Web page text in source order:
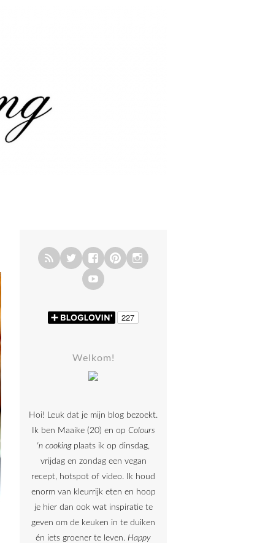
Welkom!
Hoi! Leuk dat je mijn blog bezoekt.
Ik ben Maaike (20) en op Colours
'n cookingplaats ik op dinsdag,
vrijdag en zondag een vegan
recept, hotspot of video. Ik houd
enorm van kleurrijk eten en hoop
je hier dan ook wat inspiratie te
geven om de keuken in te duiken
én iets groener te leven. Happy